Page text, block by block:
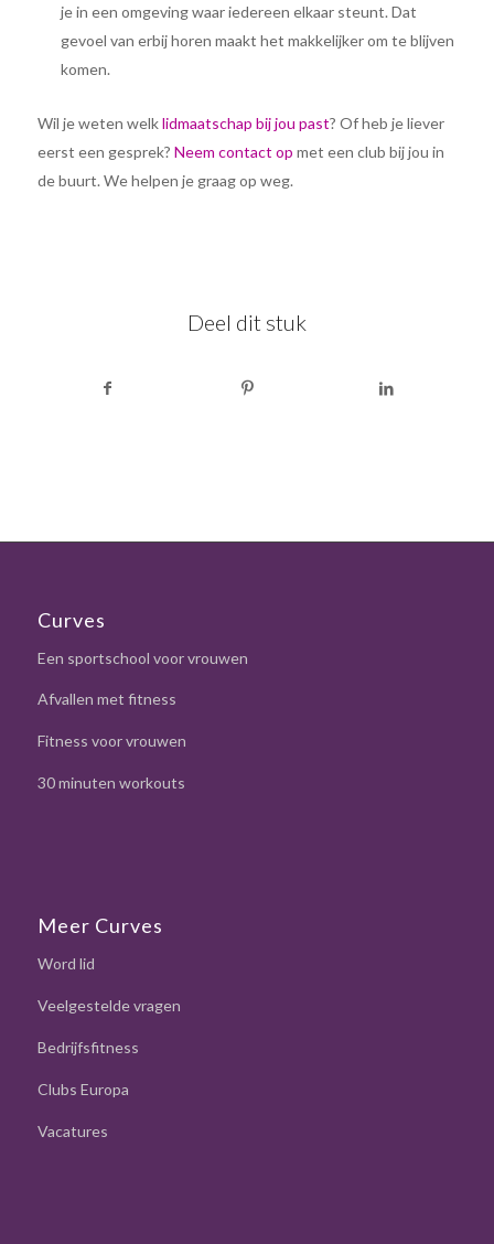
je in een omgeving waar iedereen elkaar steunt. Dat
gevoel van erbij horen maakt het makkelijker om te blijven
komen.
Wil je weten welklidmaatschap bij jou past? Of heb je liever
eerst een gesprek? Neem contact op met een club bij jou in
de buurt. We helpen je graag op weg.
Deel dit stuk
Curves
Een sportschool voor vrouwen
Afvallen met fitness
Fitness voor vrouwen
30 minuten workouts
Meer Curves
Word lid
Veelgestelde vragen
Bedrijfsfitness
Clubs Europa
Vacatures